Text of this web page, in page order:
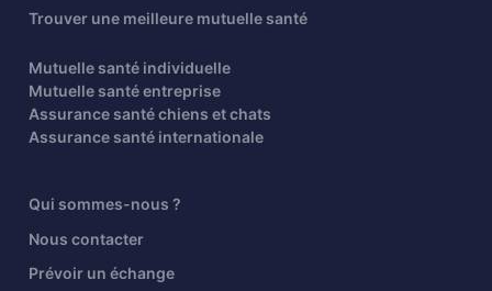
Trouver une meilleure mutuelle santé
Mutuelle santé individuelle
Mutuelle santé entreprise
Assurance santé chiens et chats
Assurance santé internationale
Qui sommes-nous ?
Nous contacter
Prévoir un échange